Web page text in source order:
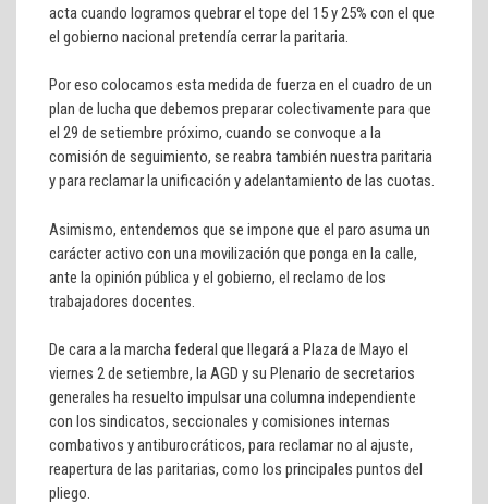
acta cuando logramos quebrar el tope del 15 y 25% con el que
el gobierno nacional pretendía cerrar la paritaria.
Por eso colocamos esta medida de fuerza en el cuadro de un
plan de lucha que debemos preparar colectivamente para que
el 29 de setiembre próximo, cuando se convoque a la
comisión de seguimiento, se reabra también nuestra paritaria
y para reclamar la unificación y adelantamiento de las cuotas.
Asimismo, entendemos que se impone que el paro asuma un
carácter activo con una movilización que ponga en la calle,
ante la opinión pública y el gobierno, el reclamo de los
trabajadores docentes.
De cara a la marcha federal que llegará a Plaza de Mayo el
viernes 2 de setiembre, la AGD y su Plenario de secretarios
generales ha resuelto impulsar una columna independiente
con los sindicatos, seccionales y comisiones internas
combativos y antiburocráticos, para reclamar no al ajuste,
reapertura de las paritarias, como los principales puntos del
pliego.